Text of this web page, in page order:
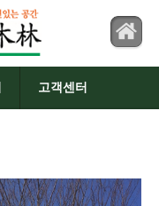
고객센터